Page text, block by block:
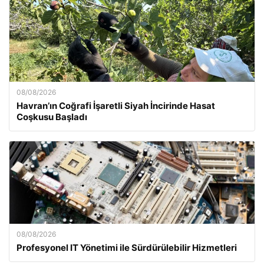
08/08/2026
Havran’ın Coğrafi İşaretli Siyah İncirinde Hasat
Coşkusu Başladı
08/08/2026
Profesyonel IT Yönetimi ile Sürdürülebilir Hizmetleri